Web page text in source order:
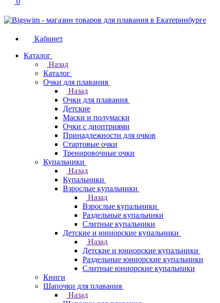
Кабинет
Каталог
Назад
Каталог
Очки для плавания
Назад
Очки для плавания
Детские
Маски и полумаски
Очки с диоптриями
Принадлежности для очков
Стартовые очки
Тренировочные очки
Купальники
Назад
Купальники
Взрослые купальники
Назад
Взрослые купальники
Раздельные купальники
Слитные купальники
Детские и юниорские купальники
Назад
Детские и юниорские купальники
Раздельные юниорские купальники
Слитные юниорские купальники
Книги
Шапочки для плавания
Назад